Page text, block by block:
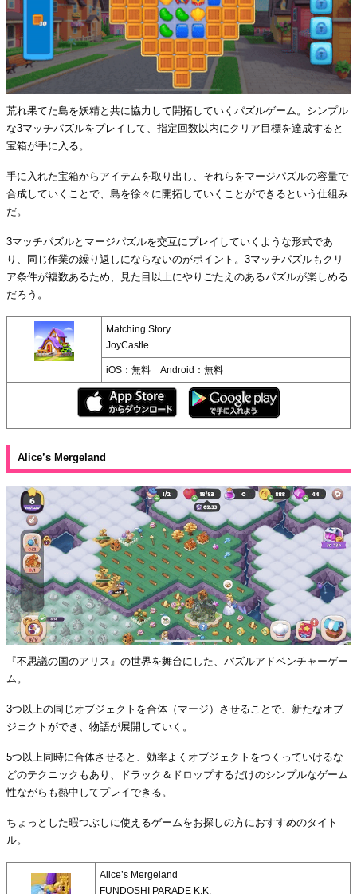
荒れ果てた島を妖精と共に協力して開拓していくパズルゲーム。シンプル
な3マッチパズルをプレイして、指定回数以内にクリア目標を達成すると
宝箱が手に入る。
手に入れた宝箱からアイテムを取り出し、それらをマージパズルの容量で
合成していくことで、島を徐々に開拓していくことができるという仕組み
だ。
3マッチパズルとマージパズルを交互にプレイしていくような形式であ
り、同じ作業の繰り返しにならないのがポイント。3マッチパズルもクリ
ア条件が複数あるため、見た目以上にやりごたえのあるパズルが楽しめる
だろう。
Matching Story
JoyCastle
iOS：無料 Android：無料
Alice’s Mergeland
『不思議の国のアリス』の世界を舞台にした、パズルアドベンチャーゲー
ム。
3つ以上の同じオブジェクトを合体（マージ）させることで、新たなオブ
ジェクトができ、物語が展開していく。
5つ以上同時に合体させると、効率よくオブジェクトをつくっていけるな
どのテクニックもあり、ドラック＆ドロップするだけのシンプルなゲーム
性ながらも熱中してプレイできる。
ちょっとした暇つぶしに使えるゲームをお探しの方におすすめのタイト
ル。
Alice’s Mergeland
FUNDOSHI PARADE K.K.